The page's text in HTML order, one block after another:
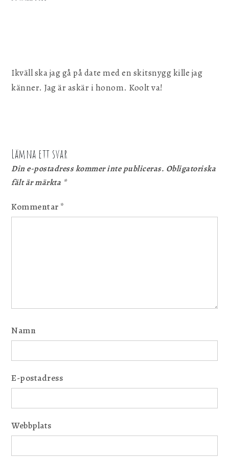
Ikväll ska jag gå på date med en skitsnygg kille jag
känner. Jag är askär i honom. Koolt va!
Lämna ett svar
Din e-postadress kommer inte publiceras. Obligatoriska
fält är märkta *
Kommentar*
Namn
E-postadress
Webbplats